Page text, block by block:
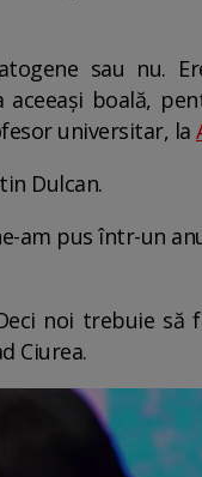
sau nu.
aceeași boală,
universitar, la
Dulcan.
am pus într-un
noi trebuie să
Ciurea.